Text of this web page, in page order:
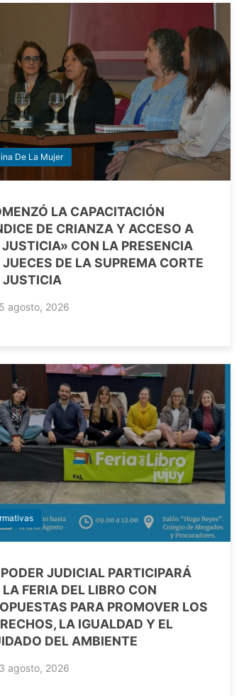
De La Mujer
LA CAPACITACIÓN
DE CRIANZA Y ACCESO A
CON LA PRESENCIA
JUECES DE LA SUPREMA CORTE
JUSTICIA
5 agosto, 2026
JUDICIAL PARTICIPARÁ
LA FERIA DEL LIBRO CON
PARA PROMOVER LOS
LA IGUALDAD Y EL
DEL AMBIENTE
3 agosto, 2026